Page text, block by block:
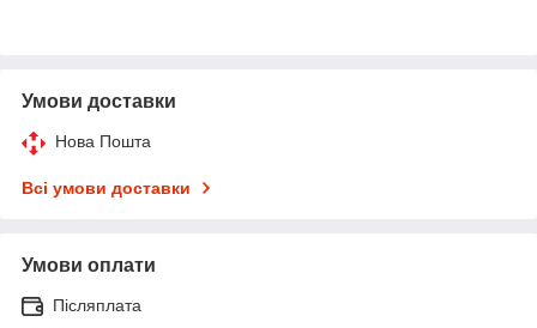
Умови доставки
Нова Пошта
Всі умови доставки
Умови оплати
Післяплата